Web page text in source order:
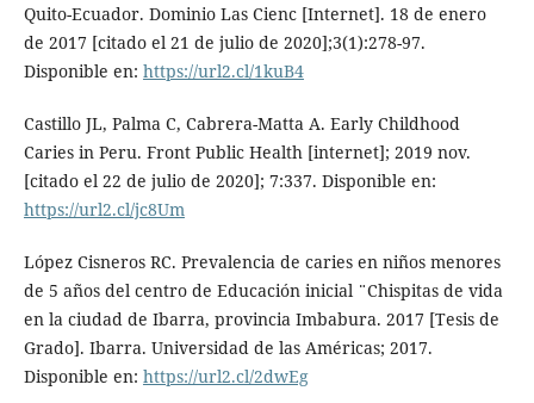
Quito-Ecuador. Dominio Las Cienc [Internet]. 18 de enero
de 2017 [citado el 21 de julio de 2020];3(1):278-97.
Disponible en: https://url2.cl/1kuB4
Castillo JL, Palma C, Cabrera-Matta A. Early Childhood
Caries in Peru. Front Public Health [internet]; 2019 nov.
[citado el 22 de julio de 2020]; 7:337. Disponible en:
https://url2.cl/jc8Um
López Cisneros RC. Prevalencia de caries en niños menores
de 5 años del centro de Educación inicial ¨Chispitas de vida
en la ciudad de Ibarra, provincia Imbabura. 2017 [Tesis de
Grado]. Ibarra. Universidad de las Américas; 2017.
Disponible en: https://url2.cl/2dwEg